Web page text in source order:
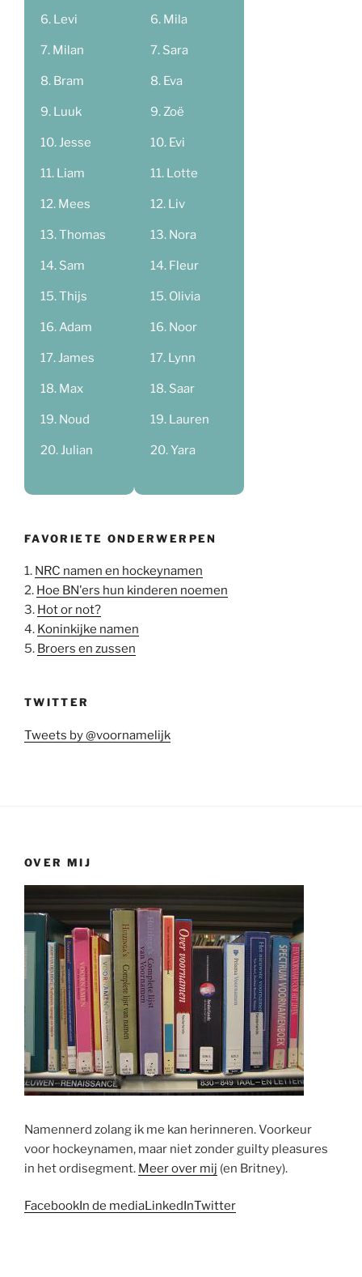
Levi
Milan
Bram
Luuk
Jesse
Liam
Mees
Thomas
Sam
Thijs
Adam
James
Max
Noud
Julian
Mila
Sara
Eva
Zoë
Evi
Lotte
Liv
Nora
Fleur
Olivia
Noor
Lynn
Saar
Lauren
Yara
FAVORIETE ONDERWERPEN
1. NRC namen en hockeynamen
2. Hoe BN'ers hun kinderen noemen
3. Hot or not?
4. Koninkijke namen
5. Broers en zussen
TWITTER
Tweets by @voornamelijk
OVER MIJ
Namennerd zolang ik me kan herinneren. Voorkeur
voor hockeynamen, maar niet zonder guilty pleasures
in het ordisegment. Meer over mij (en Britney).
FacebookIn de mediaLinkedInTwitter